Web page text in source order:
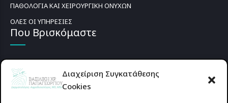
Διαχείριση Συγκατάθεσης
Cookies
ΠΑΘΟΛΟΓΙΑ ΚΑΙ ΧΕΙΡΟΥΡΓΙΚΗ ΟΝΥΧΩΝ
ΟΛΕΣ ΟΙ ΥΠΗΡΕΣΙΕΣ
Που Βρισκόμαστε